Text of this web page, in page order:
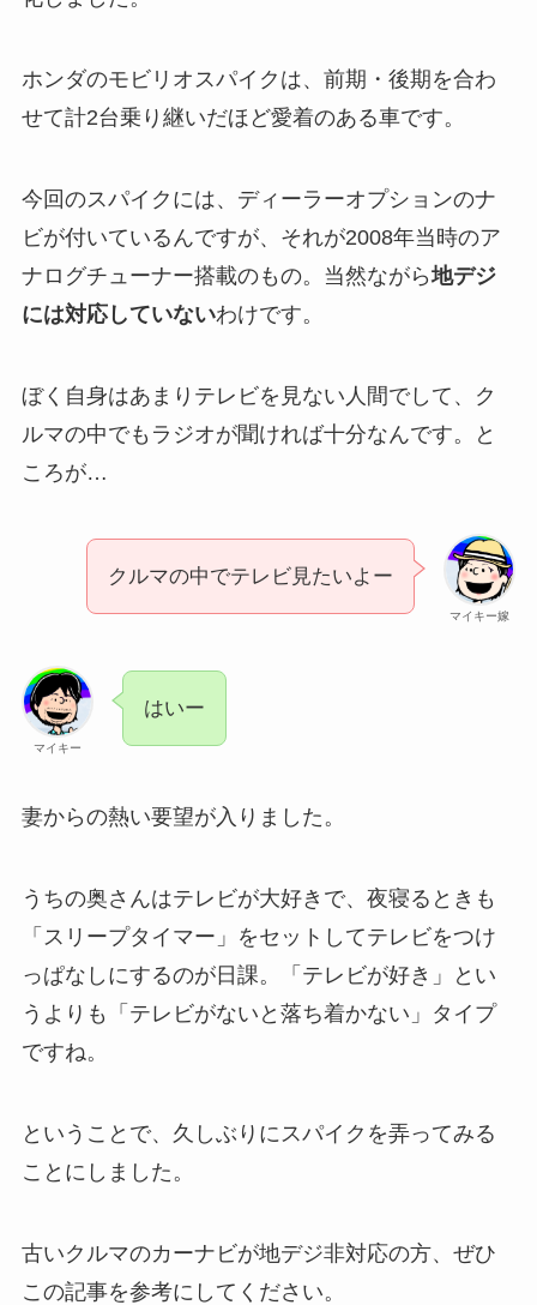
ホンダのモビリオスパイクは、前期・後期を合わ
せて計2台乗り継いだほど愛着のある車です。
今回のスパイクには、ディーラーオプションのナ
ビが付いているんですが、それが2008年当時のア
ナログチューナー搭載のもの。当然ながら地デジ
には対応していないわけです。
ぼく自身はあまりテレビを見ない人間でして、ク
ルマの中でもラジオが聞ければ十分なんです。と
ころが…
マイキー嫁
クルマの中でテレビ見たいよー
マイキー
はいー
妻からの熱い要望が入りました。
うちの奥さんはテレビが大好きで、夜寝るときも
「スリープタイマー」をセットしてテレビをつけ
っぱなしにするのが日課。「テレビが好き」とい
うよりも「テレビがないと落ち着かない」タイプ
ですね。
ということで、久しぶりにスパイクを弄ってみる
ことにしました。
古いクルマのカーナビが地デジ非対応の方、ぜひ
この記事を参考にしてください。